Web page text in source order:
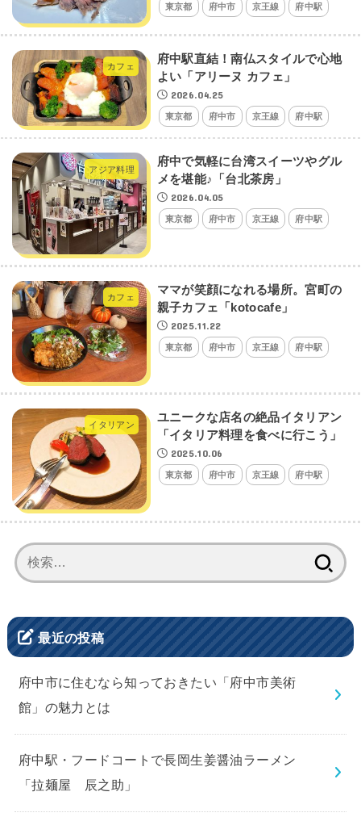
東京都 府中市 京王線 府中駅
カフェ
府中駅直結！南仏スタイルで心地
よい「アリーヌ カフェ」
2026.04.25
東京都 府中市 京王線 府中駅
アジア料理
府中で気軽に台湾スイーツやグル
メを堪能♪「台北茶房」
2026.04.05
東京都 府中市 京王線 府中駅
カフェ
ママが笑顔になれる場所。宮町の
親子カフェ「kotocafe」
2025.11.22
東京都 府中市 京王線 府中駅
イタリアン
ユニークな店名の絶品イタリアン
「イタリア料理を食べに行こう」
2025.10.06
東京都 府中市 京王線 府中駅
索:
最近の投稿
府中市に住むなら知っておきたい「府中市美術
館」の魅力とは
府中駅・フードコートで長岡生姜醤油ラーメン
「拉麺屋 辰之助」